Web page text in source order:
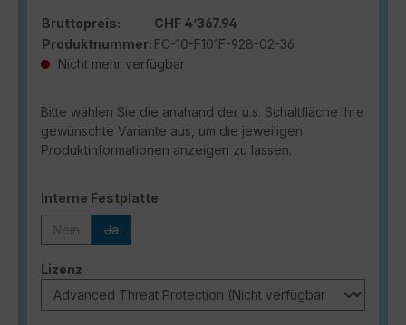
Bruttopreis:
CHF 4’367.94
Produktnummer: FC-10-F101F-928-02-36
Nicht mehr verfügbar
Bitte wählen Sie die anahand der u.s. Schaltfläche Ihre
gewünschte Variante aus, um die jeweiligen
Produktinformationen anzeigen zu lassen.
Interne Festplatte
Ja
Lizenz